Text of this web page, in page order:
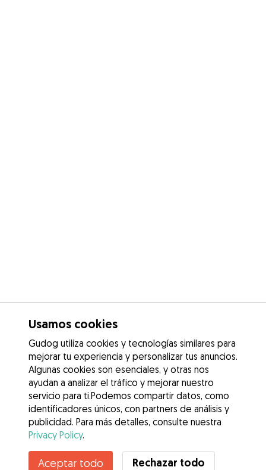
Contacta con Martina
Usamos cookies
Gudog utiliza cookies y tecnologías similares para
mejorar tu experiencia y personalizar tus anuncios.
Algunas cookies son esenciales, y otras nos
ayudan a analizar el tráfico y mejorar nuestro
servicio para ti.Podemos compartir datos, como
identificadores únicos, con partners de análisis y
publicidad. Para más detalles, consulte nuestra
Privacy Policy.
Aceptar todo Rechazar todo